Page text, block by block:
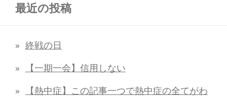
最近の投稿
終戦の日
【一期一会】信用しない
【熱中症】この記事一つで熱中症の全てがわ